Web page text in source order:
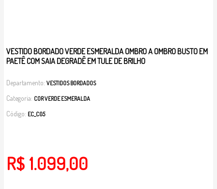
VESTIDO BORDADO VERDE ESMERALDA OMBRO A OMBRO BUSTO EM
PAETÊ COM SAIA DEGRADÊ EM TULE DE BRILHO
Departamento: VESTIDOS BORDADOS
Categoria: COR VERDE ESMERALDA
Código: EC_C05
R$ 1.099,00